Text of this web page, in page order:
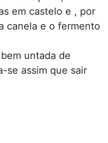
em castelo e , por
canela e o fermento
untada de
se assim que sair